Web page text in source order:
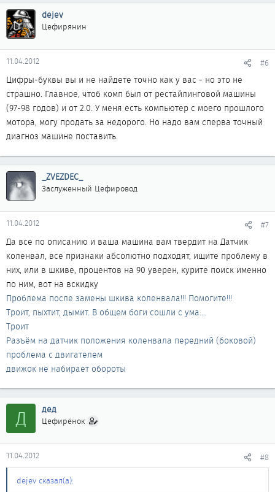
dejev
Цефирянин
11.04.2012 #6
Цифры-буквы вы и не найдете точно как у вас - но это не
страшно. Главное, чтоб комп был от рестайлинговой машины
(97-98 годов) и от 2.0. У меня есть компьютер с моего прошлого
мотора, могу продать за недорого. Но надо вам сперва точный
диагноз машине поставить.
_ZVEZDEC_
Заслуженный Цефировод
11.04.2012 #7
Да все по описанию и ваша машина вам твердит на Датчик
коленвал, все признаки абсолютно подходят, ищите проблему в
них, или в шкиве, процентов на 90 уверен, курите поиск именно
по ним, вот на вскидку
Проблема после замены шкива коленвала!!! Помогите!!!
Троит, пыхтит, дымит. В общем боги сошли с ума....
Троит
Разъём на датчик положения коленвала передний (боковой)
проблема с двигателем
движок не набирает обороты
Д дед
Цефирёнок
11.04.2012 #8
dejev сказал(а):